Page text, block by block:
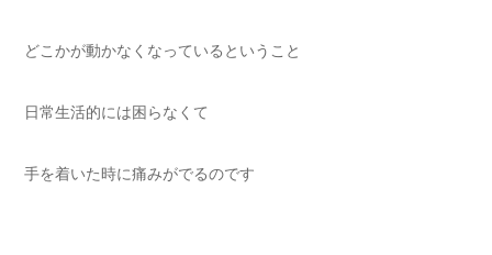
どこかが動かなくなっているということ
日常生活的には困らなくて
手を着いた時に痛みがでるのです